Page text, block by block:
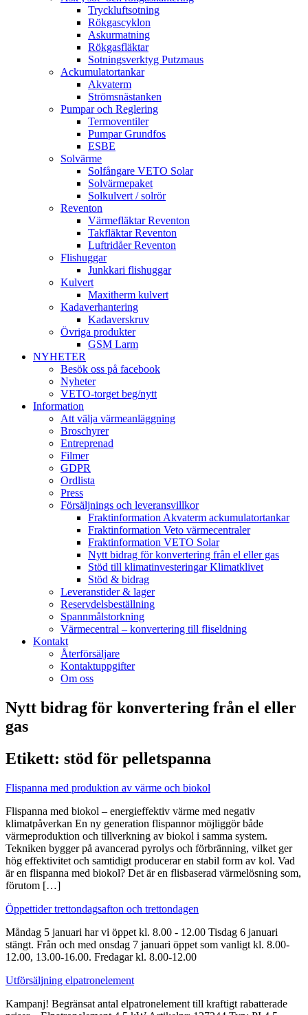
Tryckluftsotning
Rökgascyklon
Askurmatning
Rökgasfläktar
Sotningsverktyg Putzmaus
Ackumulatortankar
Akvaterm
Strömsnästanken
Pumpar och Reglering
Termoventiler
Pumpar Grundfos
ESBE
Solvärme
Solfångare VETO Solar
Solvärmepaket
Solkulvert / solrör
Reventon
Värmefläktar Reventon
Takfläktar Reventon
Luftridåer Reventon
Flishuggar
Junkkari flishuggar
Kulvert
Maxitherm kulvert
Kadaverhantering
Kadaverskruv
Övriga produkter
GSM Larm
NYHETER
Besök oss på facebook
Nyheter
VETO-torget beg/nytt
Information
Att välja värmeanläggning
Broschyrer
Entreprenad
Filmer
GDPR
Ordlista
Press
Försäljnings och leveransvillkor
Fraktinformation Akvaterm ackumulatortankar
Fraktinformation Veto värmecentraler
Fraktinformation VETO Solar
Nytt bidrag för konvertering från el eller gas
Stöd till klimatinvesteringar Klimatklivet
Stöd & bidrag
Leveranstider & lager
Reservdelsbeställning
Spannmålstorkning
Värmecentral – konvertering till fliseldning
Kontakt
Återförsäljare
Kontaktuppgifter
Om oss
Nytt bidrag för konvertering från el eller
gas
Etikett: stöd för pelletspanna
Flispanna med produktion av värme och biokol
Flispanna med biokol – energieffektiv värme med negativ
klimatpåverkan En ny generation flispannor möjliggör både
värmeproduktion och tillverkning av biokol i samma system.
Tekniken bygger på avancerad pyrolys och förbränning, vilket ger
hög effektivitet och samtidigt producerar en stabil form av kol. Vad
är en flispanna med biokol? Det är en flisbaserad värmelösning som,
förutom […]
Öppettider trettondagsafton och trettondagen
Måndag 5 januari har vi öppet kl. 8.00 - 12.00 Tisdag 6 januari
stängt. Från och med onsdag 7 januari öppet som vanligt kl. 8.00-
12.00, 13.00-16.00. Fredagar kl. 8.00-12.00
Utförsäljning elpatronelement
Kampanj! Begränsat antal elpatronelement till kraftigt rabatterade